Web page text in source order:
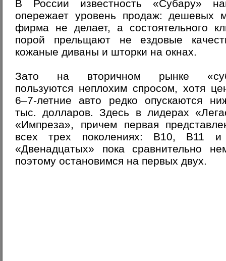
В России известность «Субару»
опережает уровень продаж: дешевых
фирма не делает, а состоятельного
порой прельщают не ездовые
кожаные диваны и шторки на окнах.
Зато на вторичном рынке
пользуются неплохим спросом, хотя
6–7-летние авто редко опускаются
тыс. долларов. Здесь в лидерах
«Импреза», причем первая
всех трех поколениях: В10, В11
«Двенадцатых» пока сравнительно
поэтому остановимся на первых двух.